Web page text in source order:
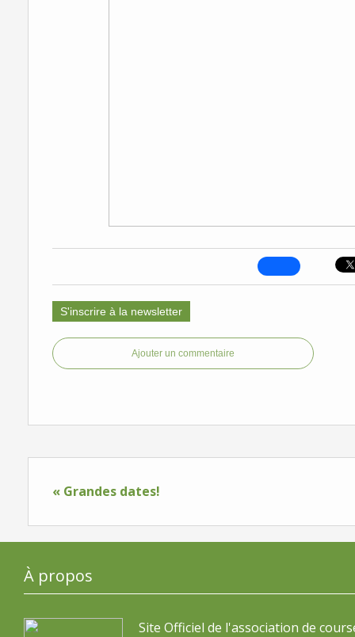
S'inscrire à la newsletter
Ajouter un commentaire
« Grandes dates!
À propos
Site Officiel de l'association de